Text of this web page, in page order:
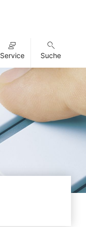
Service Suche